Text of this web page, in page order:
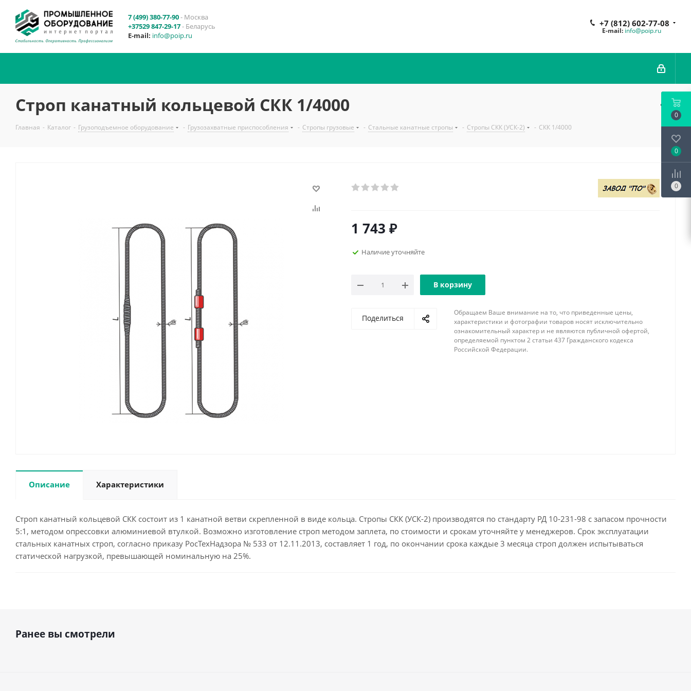
7 (499) 380-77-90- Москва
+37529 847-29-17- Беларусь
E-mail: info@poip.ru
+7 (812) 602-77-08
E-mail: info@poip.ru
Строп канатный кольцевой СКК 1/4000
Главная - Каталог - Грузоподъемное оборудование - Грузозахватные приспособления - Стропы грузовые - Стальные канатные стропы - Стропы СКК (УСК-2) - СКК 1/4000
1 743 ₽
Наличие уточняйте
В корзину
Поделиться
Обращаем Ваше внимание на то, что приведенные цены,
характеристики и фотографии товаров носят исключительно
ознакомительный характер и не являются публичной офертой,
определяемой пунктом 2 статьи 437 Гражданского кодекса
Российской Федерации.
Описание Характеристики
Строп канатный кольцевой СКК состоит из 1 канатной ветви скрепленной в виде кольца. Стропы СКК (УСК-2) производятся по стандарту РД 10-231-98 с запасом прочности
5:1, методом опрессовки алюминиевой втулкой. Возможно изготовление строп методом заплета, по стоимости и срокам уточняйте у менеджеров. Срок эксплуатации
стальных канатных строп, согласно приказу РосТехНадзора № 533 от 12.11.2013, составляет 1 год, по окончании срока каждые 3 месяца строп должен испытываться
статической нагрузкой, превышающей номинальную на 25%.
Ранее вы смотрели
0
0
0